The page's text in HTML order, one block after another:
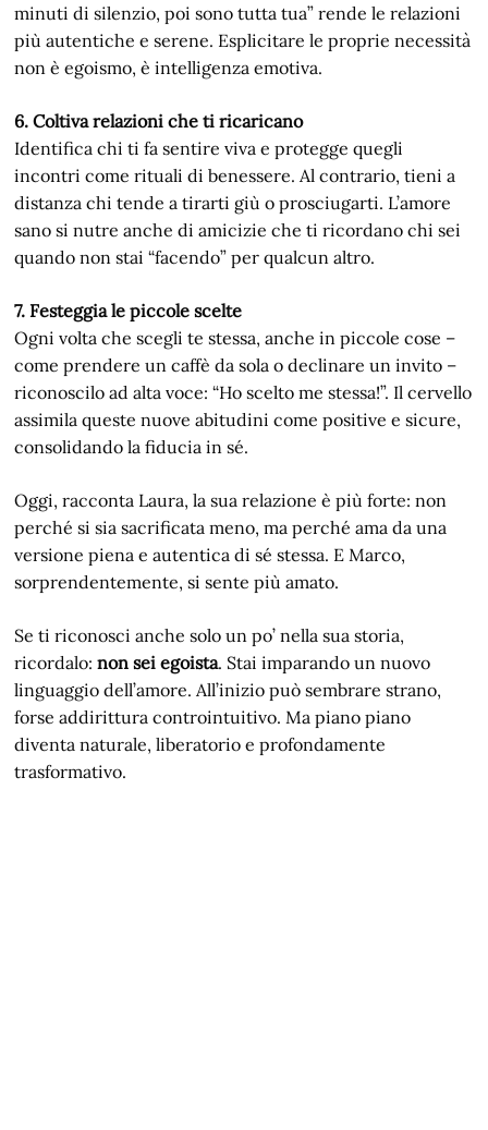
minuti di silenzio, poi sono tutta tua” rende le relazioni
più autentiche e serene. Esplicitare le proprie necessità
non è egoismo, è intelligenza emotiva.
6. Coltiva relazioni che ti ricaricano
Identifica chi ti fa sentire viva e protegge quegli
incontri come rituali di benessere. Al contrario, tieni a
distanza chi tende a tirarti giù o prosciugarti. L’amore
sano si nutre anche di amicizie che ti ricordano chi sei
quando non stai “facendo” per qualcun altro.
7. Festeggia le piccole scelte
Ogni volta che scegli te stessa, anche in piccole cose –
come prendere un caffè da sola o declinare un invito –
riconoscilo ad alta voce: “Ho scelto me stessa!”. Il cervello
assimila queste nuove abitudini come positive e sicure,
consolidando la fiducia in sé.
Oggi, racconta Laura, la sua relazione è più forte: non
perché si sia sacrificata meno, ma perché ama da una
versione piena e autentica di sé stessa. E Marco,
sorprendentemente, si sente più amato.
Se ti riconosci anche solo un po’ nella sua storia,
ricordalo:non sei egoista. Stai imparando un nuovo
linguaggio dell’amore. All’inizio può sembrare strano,
forse addirittura controintuitivo. Ma piano piano
diventa naturale, liberatorio e profondamente
trasformativo.